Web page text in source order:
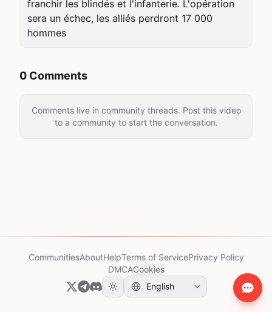
franchir les blindés et l'infanterie. L'opération
sera un échec, les alliés perdront 17 000
hommes
0 Comments
Comments live in community threads. Post this video
to a community to start the conversation.
CommunitiesAboutHelpTerms of ServicePrivacy Policy
DMCACookies